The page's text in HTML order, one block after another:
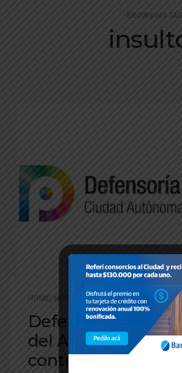
BROWSING TAG
HOME, NOTICIAS
Defensoría del
del Administrador
contra